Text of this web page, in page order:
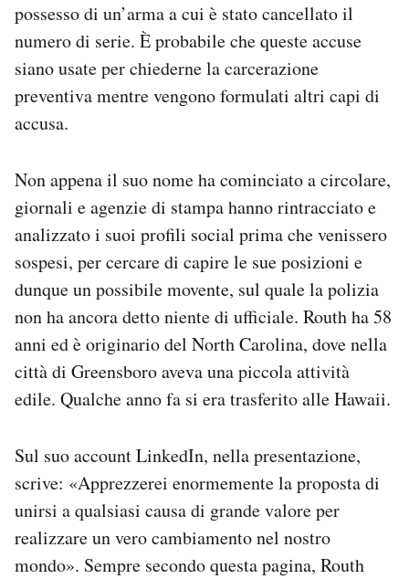
possesso di un’arma a cui è stato cancellato il
numero di serie. È probabile che queste accuse
siano usate per chiederne la carcerazione
preventiva mentre vengono formulati altri capi di
accusa.
Non appena il suo nome ha cominciato a circolare,
giornali e agenzie di stampa hanno rintracciato e
analizzato i suoi profili social prima che venissero
sospesi, per cercare di capire le sue posizioni e
dunque un possibile movente, sul quale la polizia
non ha ancora detto niente di ufficiale. Routh ha 58
anni ed è originario del North Carolina, dove nella
città di Greensboro aveva una piccola attività
edile. Qualche anno fa si era trasferito alle Hawaii.
Sul suo account LinkedIn, nella presentazione,
scrive: «Apprezzerei enormemente la proposta di
unirsi a qualsiasi causa di grande valore per
realizzare un vero cambiamento nel nostro
mondo». Sempre secondo questa pagina, Routh